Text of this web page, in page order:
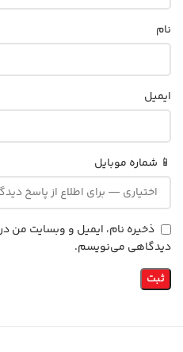
نام
ایمیل
📱 شماره موبایل
ذخیره نام، ایمیل و وبسایت من در
دیدگاهی می‌نویسم.